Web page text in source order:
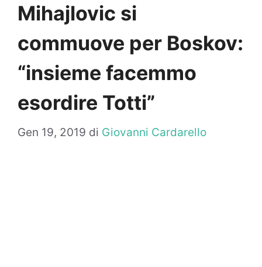
Mihajlovic si
commuove per Boskov:
“insieme facemmo
esordire Totti”
Gen 19, 2019 di Giovanni Cardarello